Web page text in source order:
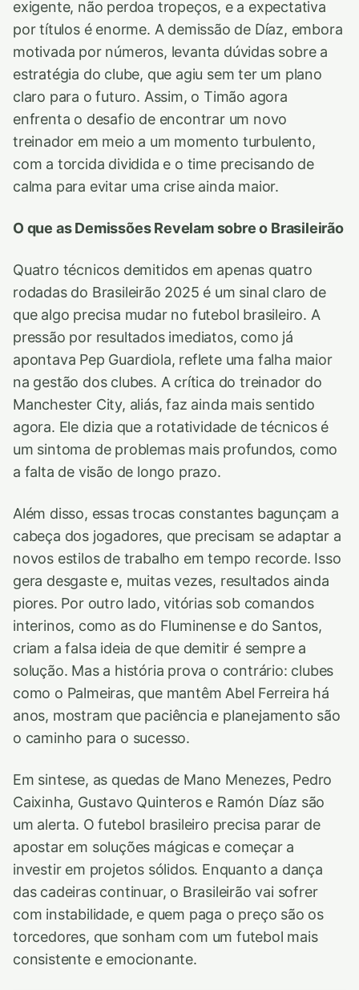
exigente, não perdoa tropeços, e a expectativa
por títulos é enorme. A demissão de Díaz, embora
motivada por números, levanta dúvidas sobre a
estratégia do clube, que agiu sem ter um plano
claro para o futuro. Assim, o Timão agora
enfrenta o desafio de encontrar um novo
treinador em meio a um momento turbulento,
com a torcida dividida e o time precisando de
calma para evitar uma crise ainda maior.
O que as Demissões Revelam sobre o Brasileirão
Quatro técnicos demitidos em apenas quatro
rodadas do Brasileirão 2025 é um sinal claro de
que algo precisa mudar no futebol brasileiro. A
pressão por resultados imediatos, como já
apontava Pep Guardiola, reflete uma falha maior
na gestão dos clubes. A crítica do treinador do
Manchester City, aliás, faz ainda mais sentido
agora. Ele dizia que a rotatividade de técnicos é
um sintoma de problemas mais profundos, como
a falta de visão de longo prazo.
Além disso, essas trocas constantes bagunçam a
cabeça dos jogadores, que precisam se adaptar a
novos estilos de trabalho em tempo recorde. Isso
gera desgaste e, muitas vezes, resultados ainda
piores. Por outro lado, vitórias sob comandos
interinos, como as do Fluminense e do Santos,
criam a falsa ideia de que demitir é sempre a
solução. Mas a história prova o contrário: clubes
como o Palmeiras, que mantêm Abel Ferreira há
anos, mostram que paciência e planejamento são
o caminho para o sucesso.
Em sintese, as quedas de Mano Menezes, Pedro
Caixinha, Gustavo Quinteros e Ramón Díaz são
um alerta. O futebol brasileiro precisa parar de
apostar em soluções mágicas e começar a
investir em projetos sólidos. Enquanto a dança
das cadeiras continuar, o Brasileirão vai sofrer
com instabilidade, e quem paga o preço são os
torcedores, que sonham com um futebol mais
consistente e emocionante.